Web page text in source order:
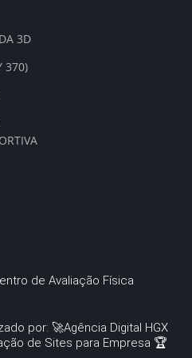
3D
370)
de Avaliação Física
por: 🚀Agência Digital HGX
de Sites para Empresa 🏆